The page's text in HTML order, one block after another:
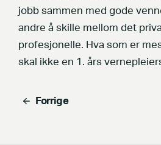
jobb sammen med gode
andre å skille mellom det
profesjonelle. Hva som er
skal ikke en 1. års
Forrige